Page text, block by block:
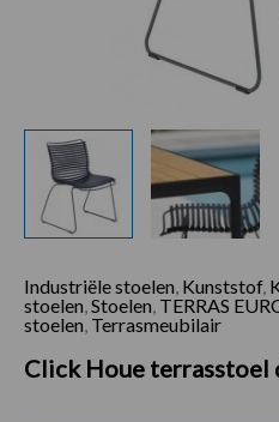
Industriële stoelen Kunststof,
stoelen Stoelen TERRAS
stoelen Terrasmeubilair
Click Houe terrasstoel